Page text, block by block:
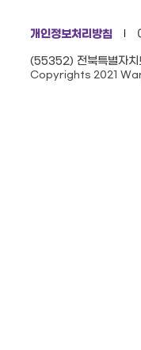
개인정보처리방침
(55352) 전북특별자
Copyrights 2021